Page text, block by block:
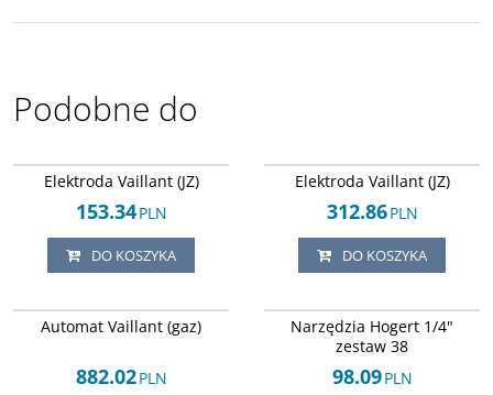
Podobne do
Elektroda Vaillant (JZ)
153.34PLN
DO KOSZYKA
Elektroda Vaillant (JZ)
312.86PLN
DO KOSZYKA
Automat Vaillant (gaz)
882.02PLN
DOSTAWA EXPRESS
Narzędzia Hogert 1/4"
zestaw 38
98.09PLN